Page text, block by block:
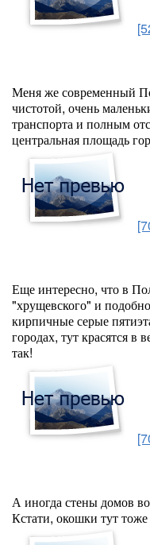
Меня же современный
чистотой, очень
транспорта и полным
центральная площадь
Еще интересно, что в
"хрущевского" и
кирпичные серые
городах, тут красятся в
так!
А иногда стены домов
Кстати, окошки тут